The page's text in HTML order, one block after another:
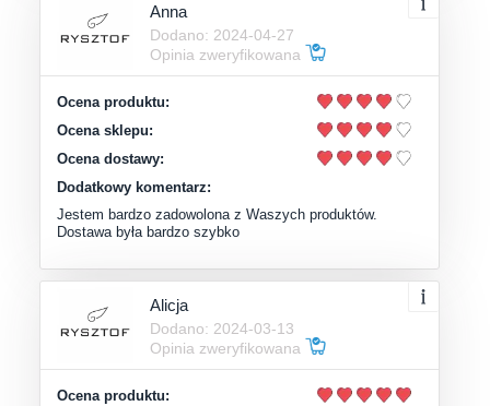
Anna
Dodano: 2024-04-27
Opinia zweryfikowana
Ocena produktu:
Ocena sklepu:
Ocena dostawy:
Dodatkowy komentarz:
Jestem bardzo zadowolona z Waszych produktów.
Dostawa była bardzo szybko
Alicja
Dodano: 2024-03-13
Opinia zweryfikowana
Ocena produktu: